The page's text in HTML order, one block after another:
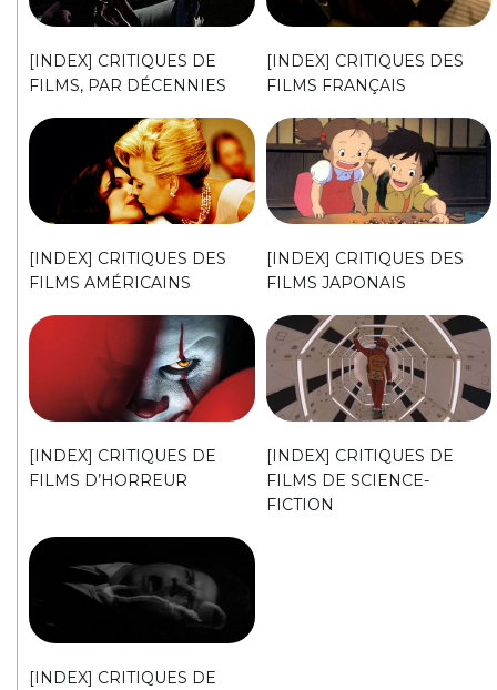
[INDEX] CRITIQUES DE
FILMS, PAR DÉCENNIES
[INDEX] CRITIQUES DES
FILMS FRANÇAIS
[INDEX] CRITIQUES DES
FILMS AMÉRICAINS
[INDEX] CRITIQUES DES
FILMS JAPONAIS
[INDEX] CRITIQUES DE
FILMS D’HORREUR
[INDEX] CRITIQUES DE
FILMS DE SCIENCE-
FICTION
[INDEX] CRITIQUES DE